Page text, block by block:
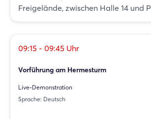
Freigelände, zwischen Halle 14 und
09:15 - 09:45 Uhr
Vorführung am Hermesturm
Live-Demonstration
Sprache: Deutsch